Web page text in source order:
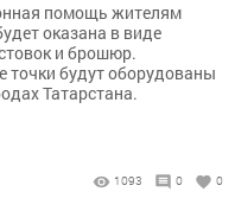
помощь жителям
оказана в виде
и брошюр.
точки будут оборудованы
Татарстана.
1093 0 0